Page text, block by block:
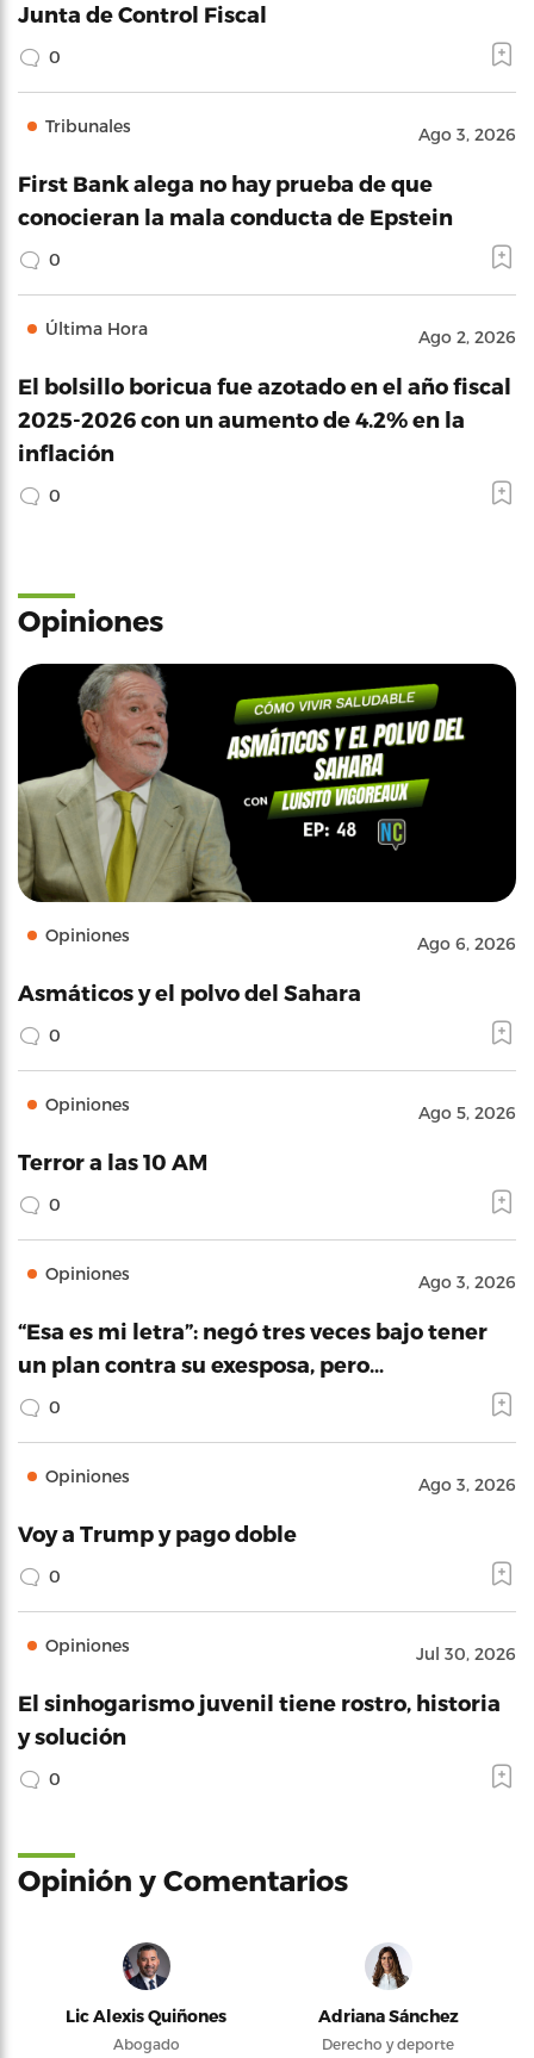
Junta de Control Fiscal
0
Tribunales Ago 3, 2026
First Bank alega no hay prueba de que
conocieran la mala conducta de Epstein
0
Última Hora Ago 2, 2026
El bolsillo boricua fue azotado en el año fiscal
2025-2026 con un aumento de 4.2% en la
inflación
0
Opiniones
Opiniones Ago 6, 2026
Asmáticos y el polvo del Sahara
0
Opiniones Ago 5, 2026
Terror a las 10 AM
0
Opiniones Ago 3, 2026
“Esa es mi letra”: negó tres veces bajo tener
un plan contra su exesposa, pero…
0
Opiniones Ago 3, 2026
Voy a Trump y pago doble
0
Opiniones Jul 30, 2026
El sinhogarismo juvenil tiene rostro, historia
y solución
0
Opinión y Comentarios
Lic Alexis Quiñones
Abogado
Adriana Sánchez
Derecho y deporte